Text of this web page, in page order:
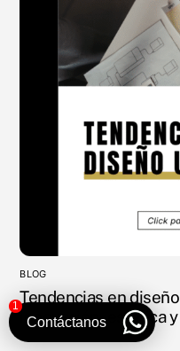
BLOG
Tendencias en
innovación, estética
Contáctanos
1